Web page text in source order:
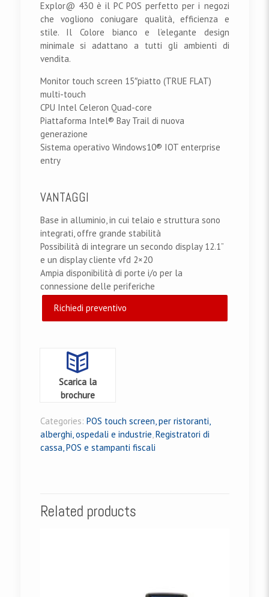
Explor@ 430 è il PC POS perfetto per i negozi
che vogliono coniugare qualità, efficienza e
stile. Il Colore bianco e l’elegante design
minimale si adattano a tutti gli ambienti di
vendita.
Monitor touch screen 15″piatto (TRUE FLAT)
multi-touch
CPU Intel Celeron Quad-core
Piattaforma Intel® Bay Trail di nuova
generazione
Sistema operativo Windows10® IOT enterprise
entry
VANTAGGI
Base in alluminio, in cui telaio e struttura sono
integrati, offre grande stabilità
Possibilità di integrare un secondo display 12.1”
e un display cliente vfd 2×20
Ampia disponibilità di porte i/o per la
connessione delle periferiche
Richiedi preventivo
Scarica la
brochure
Categories: POS touch screen, per ristoranti,
alberghi, ospedali e industrie Registratori di
cassa, POS e stampanti fiscali
Related products